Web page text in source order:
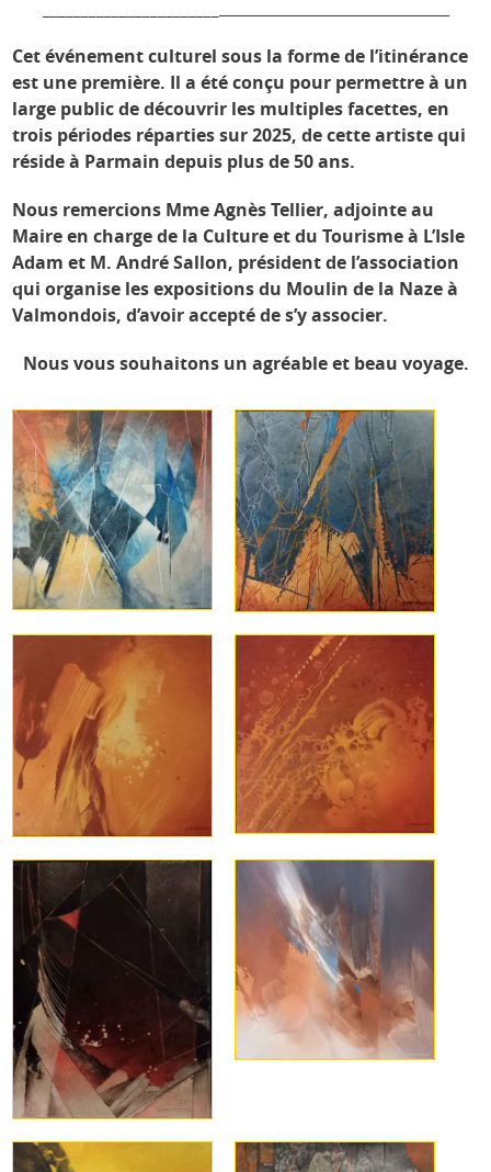
Cet événement culturel sous la forme de l’itinérance
est une première. Il a été conçu pour permettre à un
large public de découvrir les multiples facettes, en
trois périodes réparties sur 2025, de cette artiste qui
réside à Parmain depuis plus de 50 ans.
Nous remercions Mme Agnès Tellier, adjointe au
Maire en charge de la Culture et du Tourisme à L’Isle
Adam et M. André Sallon, président de l’association
qui organise les expositions du Moulin de la Naze à
Valmondois, d’avoir accepté de s’y associer.
Nous vous souhaitons un agréable et beau voyage.